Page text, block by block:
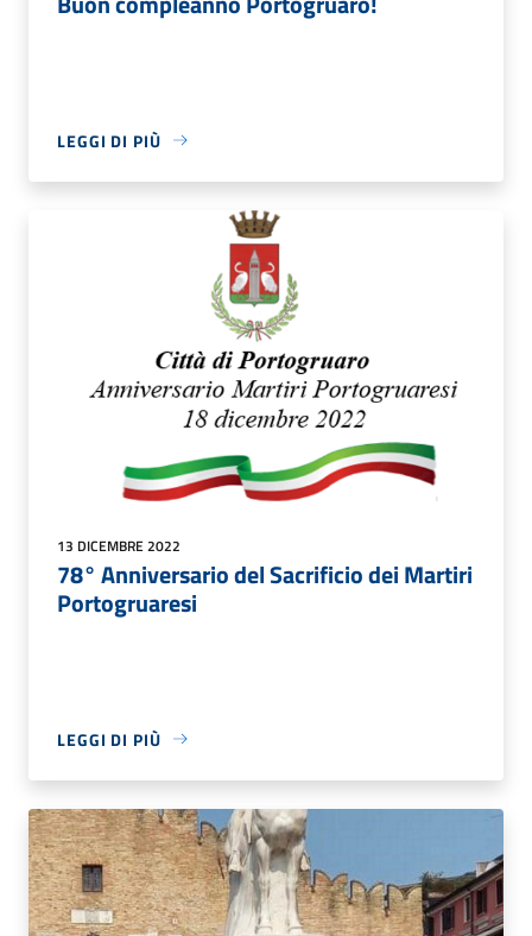
LEGGI DI PIÙ
13 DICEMBRE 2022
78° Anniversario del Sacrificio dei Martiri
Portogruaresi
LEGGI DI PIÙ